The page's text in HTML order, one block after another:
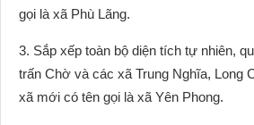
gọi là xã Phù Lãng.
3. Sắp xếp toàn bộ diện tích tự nhiên,
trấn Chờ và các xã Trung Nghĩa, Long
xã mới có tên gọi là xã Yên Phong.